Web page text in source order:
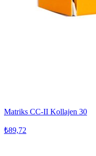
Matriks CC-II Kollajen 30
₺89,72